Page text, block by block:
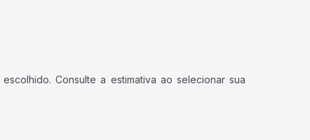
Consulte a estimativa ao selecionar sua